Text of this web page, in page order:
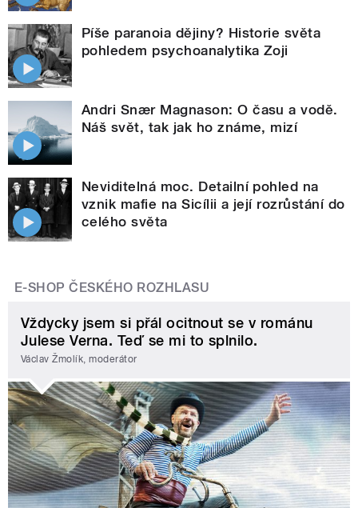
Píše paranoia dějiny? Historie světa
pohledem psychoanalytika Zoji
Andri Snær Magnason: O času a vodě.
Náš svět, tak jak ho známe, mizí
Neviditelná moc. Detailní pohled na
vznik mafie na Sicílii a její rozrůstání do
celého světa
E-SHOP ČESKÉHO ROZHLASU
Vždycky jsem si přál ocitnout se v románu
Julese Verna. Teď se mi to splnilo.
Václav Žmolík, moderátor